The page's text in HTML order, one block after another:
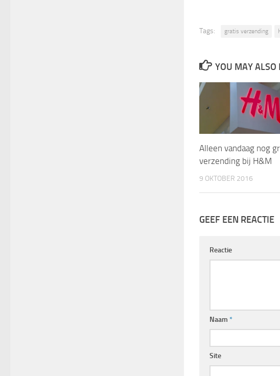
Tags: gratis verzending
YOU MAY ALSO
Alleen vandaag nog
verzending bij H&M
9 OKTOBER 2016
GEEF EEN REACTIE
Reactie
Naam *
Site